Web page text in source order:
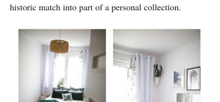
historic match into part of a personal collection.